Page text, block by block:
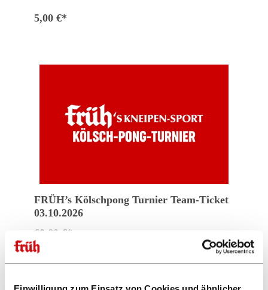
5,00 €*
FRÜH’s Kölschpong Turnier Team-Ticket
03.10.2026
60,00 €*